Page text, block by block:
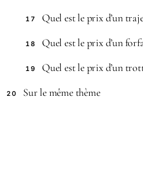
17 Quel est le prix d’un
18 Quel est le prix d’un
19 Quel est le prix d’un
20 Sur le même thème